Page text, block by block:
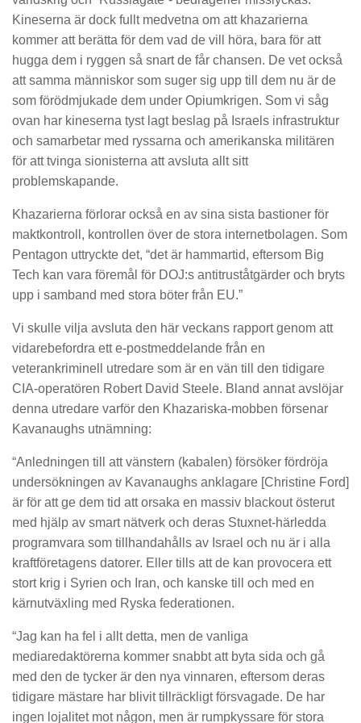
Kineserna är dock fullt medvetna om att khazarierna
kommer att berätta för dem vad de vill höra, bara för att
hugga dem i ryggen så snart de får chansen. De vet också
att samma människor som suger sig upp till dem nu är de
som förödmjukade dem under Opiumkrigen. Som vi såg
ovan har kineserna tyst lagt beslag på Israels infrastruktur
och samarbetar med ryssarna och amerikanska militären
för att tvinga sionisterna att avsluta allt sitt
problemskapande.
Khazarierna förlorar också en av sina sista bastioner för
maktkontroll, kontrollen över de stora internetbolagen. Som
Pentagon uttryckte det, “det är hammartid, eftersom Big
Tech kan vara föremål för DOJ:s antitruståtgärder och bryts
upp i samband med stora böter från EU.”
Vi skulle vilja avsluta den här veckans rapport genom att
vidarebefordra ett e-postmeddelande från en
veterankriminell utredare som är en vän till den tidigare
CIA-operatören Robert David Steele. Bland annat avslöjar
denna utredare varför den Khazariska-mobben försenar
Kavanaughs utnämning:
“Anledningen till att vänstern (kabalen) försöker fördröja
undersökningen av Kavanaughs anklagare [Christine Ford]
är för att ge dem tid att orsaka en massiv blackout österut
med hjälp av smart nätverk och deras Stuxnet-härledda
programvara som tillhandahålls av Israel och nu är i alla
kraftföretagens datorer. Eller tills att de kan provocera ett
stort krig i Syrien och Iran, och kanske till och med en
kärnutväxling med Ryska federationen.
“Jag kan ha fel i allt detta, men de vanliga
mediaredaktörerna kommer snabbt att byta sida och gå
med den de tycker är den nya vinnaren, eftersom deras
tidigare mästare har blivit tillräckligt försvagade. De har
ingen lojalitet mot någon, men är rumpkyssare för stora